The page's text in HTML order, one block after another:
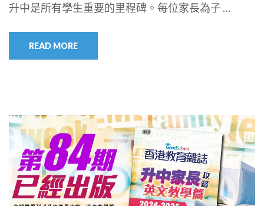
升中是所有學生重要的里程碑。每位家長為子 …
READ MORE